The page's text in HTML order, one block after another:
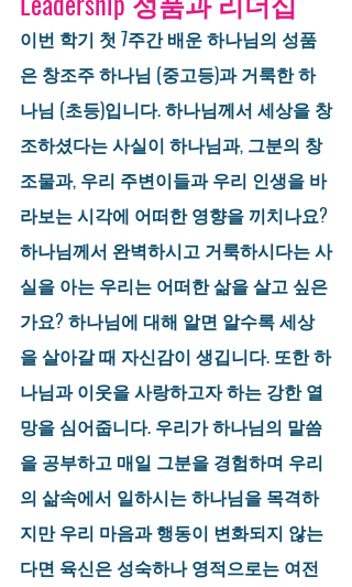
이번 학기 첫 7주간 배운 하나님의 성품
은 창조주 하나님 (중고등)과 거룩한 하
나님 (초등)입니다. 하나님께서 세상을 창
조하셨다는 사실이 하나님과, 그분의 창
조물과, 우리 주변이들과 우리 인생을 바
라보는 시각에 어떠한 영향을 끼치나요?
하나님께서 완벽하시고 거룩하시다는 사
실을 아는 우리는 어떠한 삶을 살고 싶은
가요? 하나님에 대해 알면 알수록 세상
을 살아갈 때 자신감이 생깁니다. 또한 하
나님과 이웃을 사랑하고자 하는 강한 열
망을 심어줍니다. 우리가 하나님의 말씀
을 공부하고 매일 그분을 경험하며 우리
의 삶속에서 일하시는 하나님을 목격하
지만 우리 마음과 행동이 변화되지 않는
다면 육신은 성숙하나 영적으로는 여전